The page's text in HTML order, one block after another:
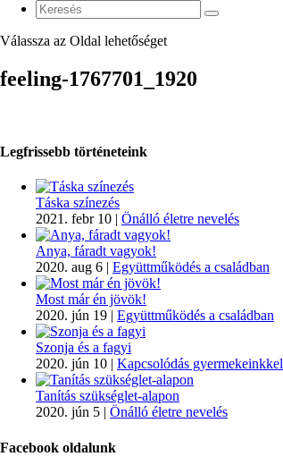
Válassza az Oldal lehetőséget
feeling-1767701_1920
Legfrissebb történeteink
Táska színezés
2021. febr 10 | Önálló életre nevelés
Anya, fáradt vagyok!
2020. aug 6 | Együttműködés a családban
Most már én jövök!
2020. jún 19 | Együttműködés a családban
Szonja és a fagyi
2020. jún 10 | Kapcsolódás gyermekeinkkel
Tanítás szükséglet-alapon
2020. jún 5 | Önálló életre nevelés
Facebook oldalunk